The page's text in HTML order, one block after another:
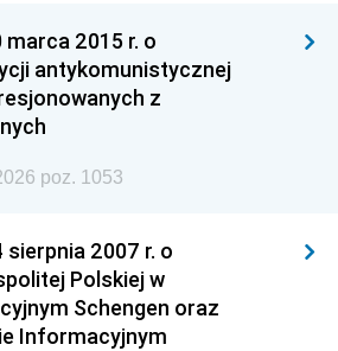
marca 2015 r. o
antykomunistycznej
z
poz. 1053
sierpnia 2007 r. o
Polskiej w
Schengen oraz
Informacyjnym